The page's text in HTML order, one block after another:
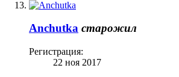
Anchutka старожил
Регистрация:
22 ноя 2017